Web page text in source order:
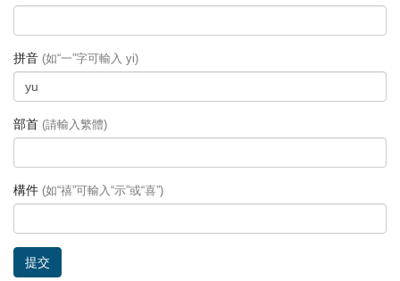
拼音 (如“一”字可輸入 yi)
部首 (請輸入繁體)
構件 (如“禧”可輸入“示”或“喜”)
提交